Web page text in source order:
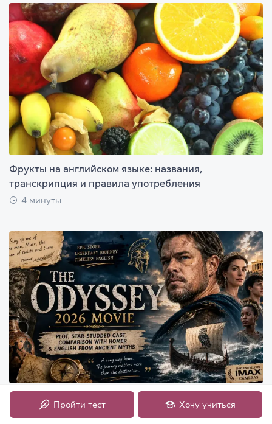
Фрукты на английском языке: названия,
транскрипция и правила употребления
4 минуты
Фильм «Одиссея» 2026: сюжет, звездный состав,
сравнение с Гомером и английский язык на примере
Пройти тест Хочу учиться